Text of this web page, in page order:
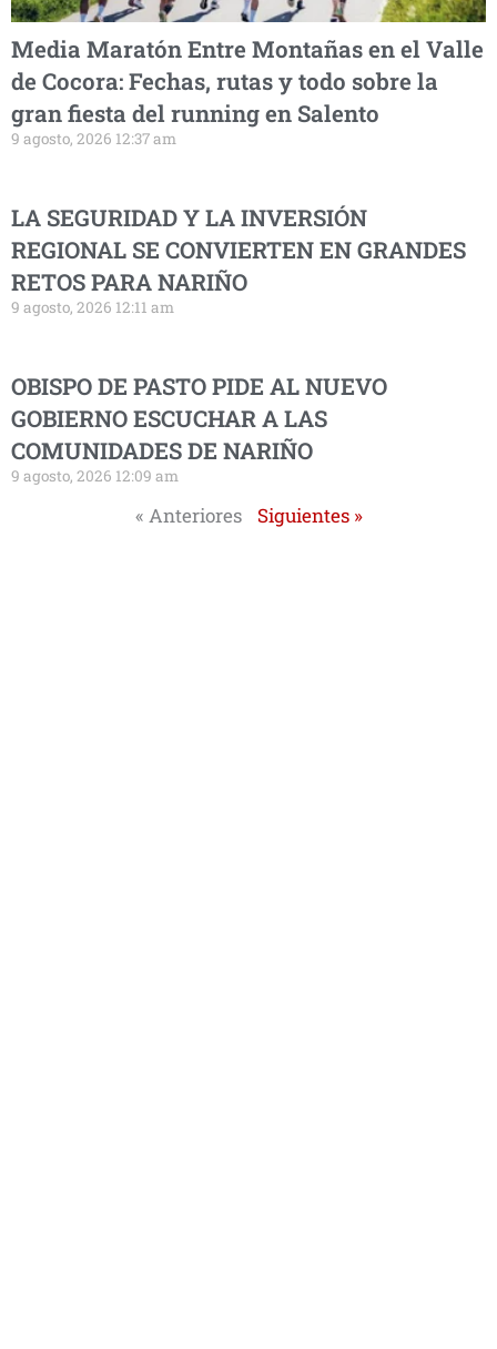
Media Maratón Entre Montañas en el Valle
de Cocora: Fechas, rutas y todo sobre la
gran fiesta del running en Salento
9 agosto, 2026 12:37 am
LA SEGURIDAD Y LA INVERSIÓN
REGIONAL SE CONVIERTEN EN GRANDES
RETOS PARA NARIÑO
9 agosto, 2026 12:11 am
OBISPO DE PASTO PIDE AL NUEVO
GOBIERNO ESCUCHAR A LAS
COMUNIDADES DE NARIÑO
9 agosto, 2026 12:09 am
« Anteriores Siguientes »